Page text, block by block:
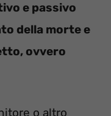
e passivo
della morte e
ovvero
o altro